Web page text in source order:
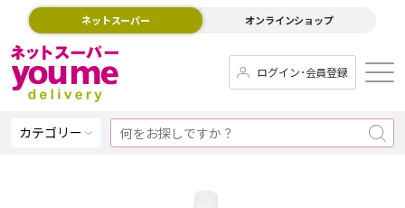
ネットスーパー オンラインショップ
ログイン･会員登録
カテゴリー